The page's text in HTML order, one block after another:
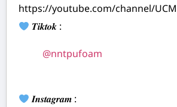
https://youtube.com/channel/
𝑻𝒊𝒌𝒕𝒐𝒌 :
@nntpufoam
𝑰𝒏𝒔𝒕𝒂𝒈𝒓𝒂𝒎 :